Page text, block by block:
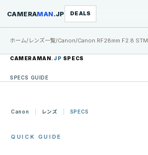
CAMERAMAN.JP DEALS
ホーム/ レンズ一覧/Canon/Canon RF28mm F2.8 STM
CAMERAMAN.JP SPECS
SPECS GUIDE
Canon レンズ SPECS
QUICK GUIDE